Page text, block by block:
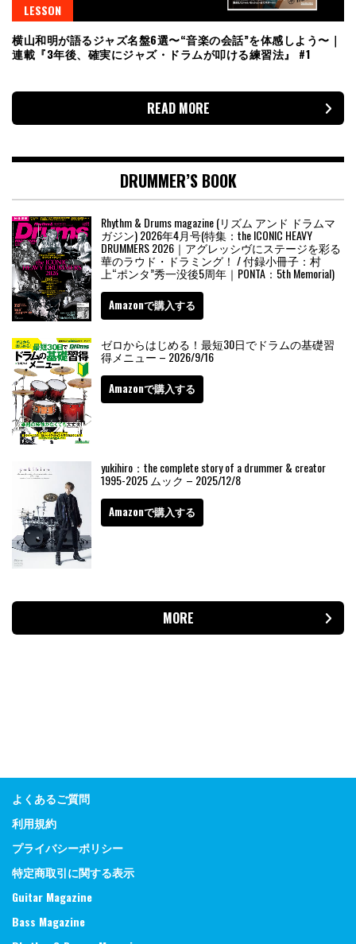
LESSON
横山和明が語るジャズ名盤6選〜“音楽の会話”を体感しよう〜｜
連載『3年後、確実にジャズ・ドラムが叩ける練習法』 #1
READ MORE
DRUMMER’S BOOK
Rhythm & Drums magazine (リズム アンド ドラムマ
ガジン) 2026年4月号(特集：the ICONIC HEAVY
DRUMMERS 2026｜アグレッシヴにステージを彩る
華のラウド・ドラミング！ / 付録小冊子：村
上“ポンタ”秀一没後5周年｜PONTA：5th Memorial)
Amazonで購入する
ゼロからはじめる！最短30日でドラムの基礎習
得メニュー – 2026/9/16
Amazonで購入する
yukihiro：the complete story of a drummer & creator
1995-2025 ムック – 2025/12/8
Amazonで購入する
MORE
よくあるご質問
利用規約
プライバシーポリシー
特定商取引に関する表示
Guitar Magazine
Bass Magazine